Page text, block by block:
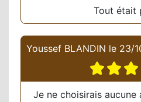
Tout était
Youssef BLANDIN le 23/
Je ne choisirais